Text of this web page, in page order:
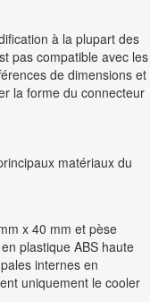
à la plupart des
pas compatible avec les
de dimensions et
la forme du connecteur
matériaux du
x 40 mm et pèse
plastique ABS haute
internes en
uniquement le cooler